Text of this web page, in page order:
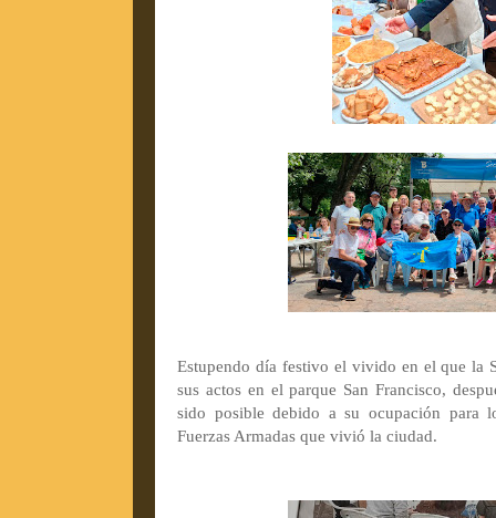
Estupendo día festivo el vivido en el que la
sus actos en el parque San Francisco,
sido posible debido a su ocupación para
Fuerzas Armadas que vivió la ciudad.